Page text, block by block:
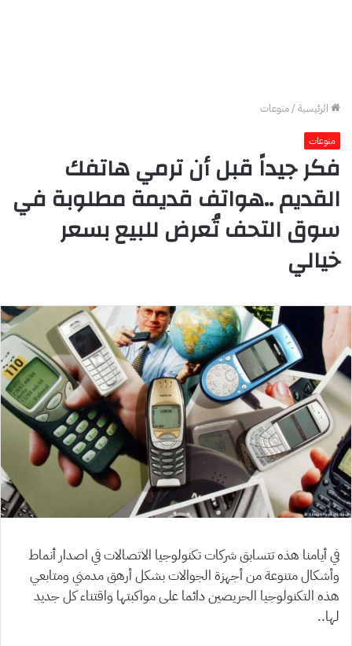
الرئيسية/منوعات
منوعات
فكر جيداً قبل أن ترمي هاتفك
القديم ..هواتف قديمة مطلوبة في
سوق التحف تُعرض للبيع بسعر
خيالي
في أيامنا هذه تتسابق شركات تكنولوجيا الاتصالات في اصدار أنماط
وأشكال متنوعة من أجهزة الجوالات بشكل أرهق مدمني ومتابعي
هذه التكنولوجيا الحريصين دائما على مواكبتها واقتناء كل جديد
لها..